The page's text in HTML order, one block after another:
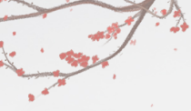
Next